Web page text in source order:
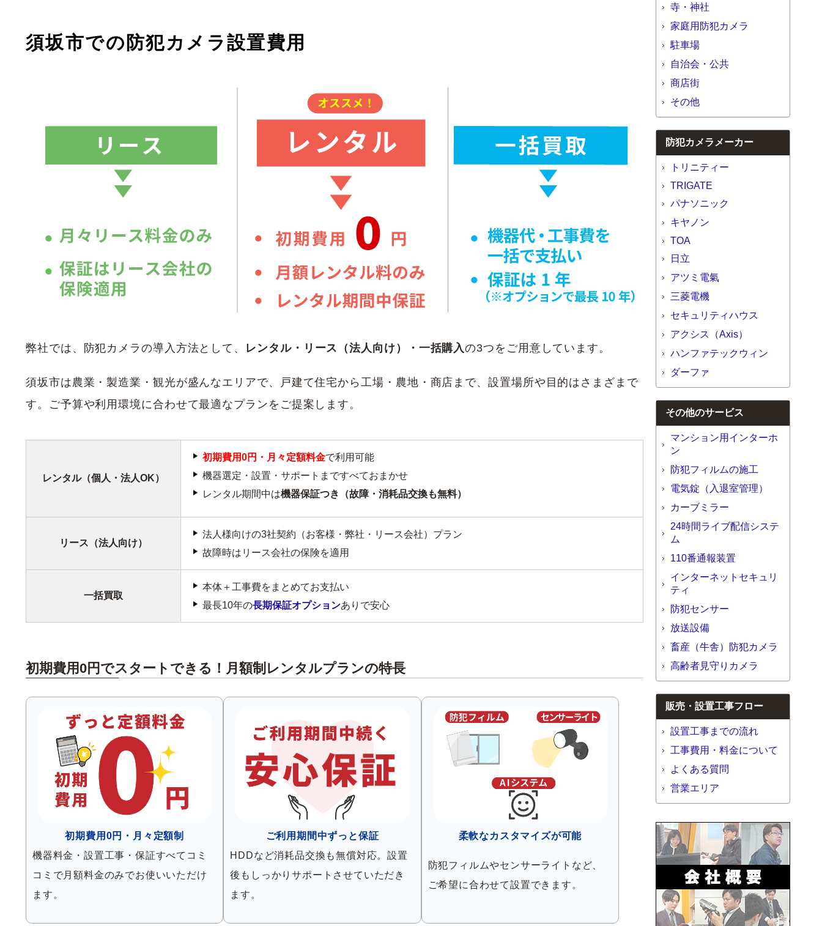
須坂市での防犯カメラ設置費用
弊社では、防犯カメラの導入方法として、 レンタル・リース（法人向け）・一括購入の3つをご用意しています。
須坂市は農業・製造業・観光が盛んなエリアで、戸建て住宅から工場・農地・商店まで、設置場所や目的はさまざまで
す。ご予算や利用環境に合わせて最適なプランをご提案します。
レンタル（個人・法人OK）
初期費用0円・月々定額料金で利用可能
機器選定・設置・サポートまですべておまかせ
レンタル期間中は機器保証つき（故障・消耗品交換も無料）
リース（法人向け）
法人様向けの3社契約（お客様・弊社・リース会社）プラン
故障時はリース会社の保険を適用
一括買取
本体＋工事費をまとめてお支払い
最長10年の長期保証オプションありで安心
初期費用0円でスタートできる！ 月額制レンタルプランの特長
初期費用0円・月々定額制
機器料金・設置工事・保証すべてコミ
コミで月額料金のみでお使いいただけ
ます。
ご利用期間中ずっと保証
HDDなど消耗品交換も無償対応。設置
後もしっかりサポートさせていただき
ます。
柔軟なカスタマイズが可能
防犯フィルムやセンサーライトなど、
ご希望に合わせて設置できます。
寺・神社
家庭用防犯カメラ
駐車場
自治会・公共
商店街
その他
防犯カメラメーカー
トリニティー
TRIGATE
パナソニック
キヤノン
TOA
日立
アツミ電氣
三菱電機
セキュリティハウス
アクシス（Axis）
ハンファテックウィン
ダーファ
その他のサービス
マンション用インターホ
ン
防犯フィルムの施工
電気錠（入退室管理）
カーブミラー
24時間ライブ配信システ
ム
110番通報装置
インターネットセキュリ
ティ
防犯センサー
放送設備
畜産（牛舎）防犯カメラ
高齢者見守りカメラ
販売・設置工事フロー
設置工事までの流れ
工事費用・料金について
よくある質問
営業エリア